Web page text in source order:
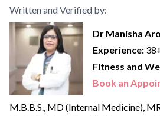
Written and Verified by:
Dr Manisha
Experience:
Fitness and
Book an
M.B.B.S., MD (Internal Medicine),